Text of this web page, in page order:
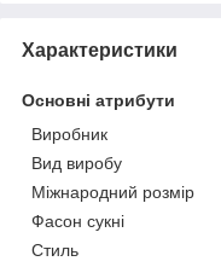
Характеристики
Основні атрибути
Виробник
Вид виробу
Міжнародний розмір
Фасон сукні
Стиль